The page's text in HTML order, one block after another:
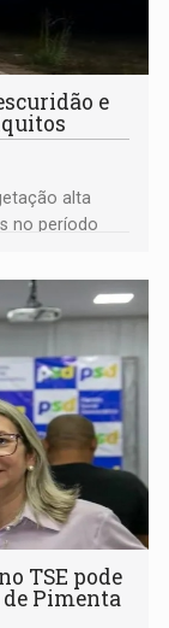
e
alta
no período
TSE pode
Pimenta